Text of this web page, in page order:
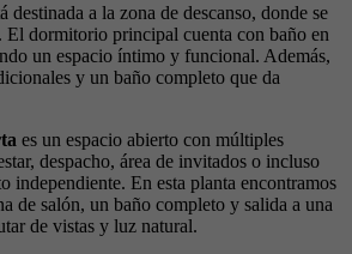
destinada a la zona de descanso, donde se
El dormitorio principal cuenta con baño en
un espacio íntimo y funcional. Además,
y un baño completo que da
es un espacio abierto con múltiples
despacho, área de invitados o incluso
independiente. En esta planta encontramos
de salón, un baño completo y salida a una
de vistas y luz natural.